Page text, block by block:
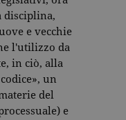
disciplina,
e vecchie
l'utilizzo da
in ciò, alla
un
del
e